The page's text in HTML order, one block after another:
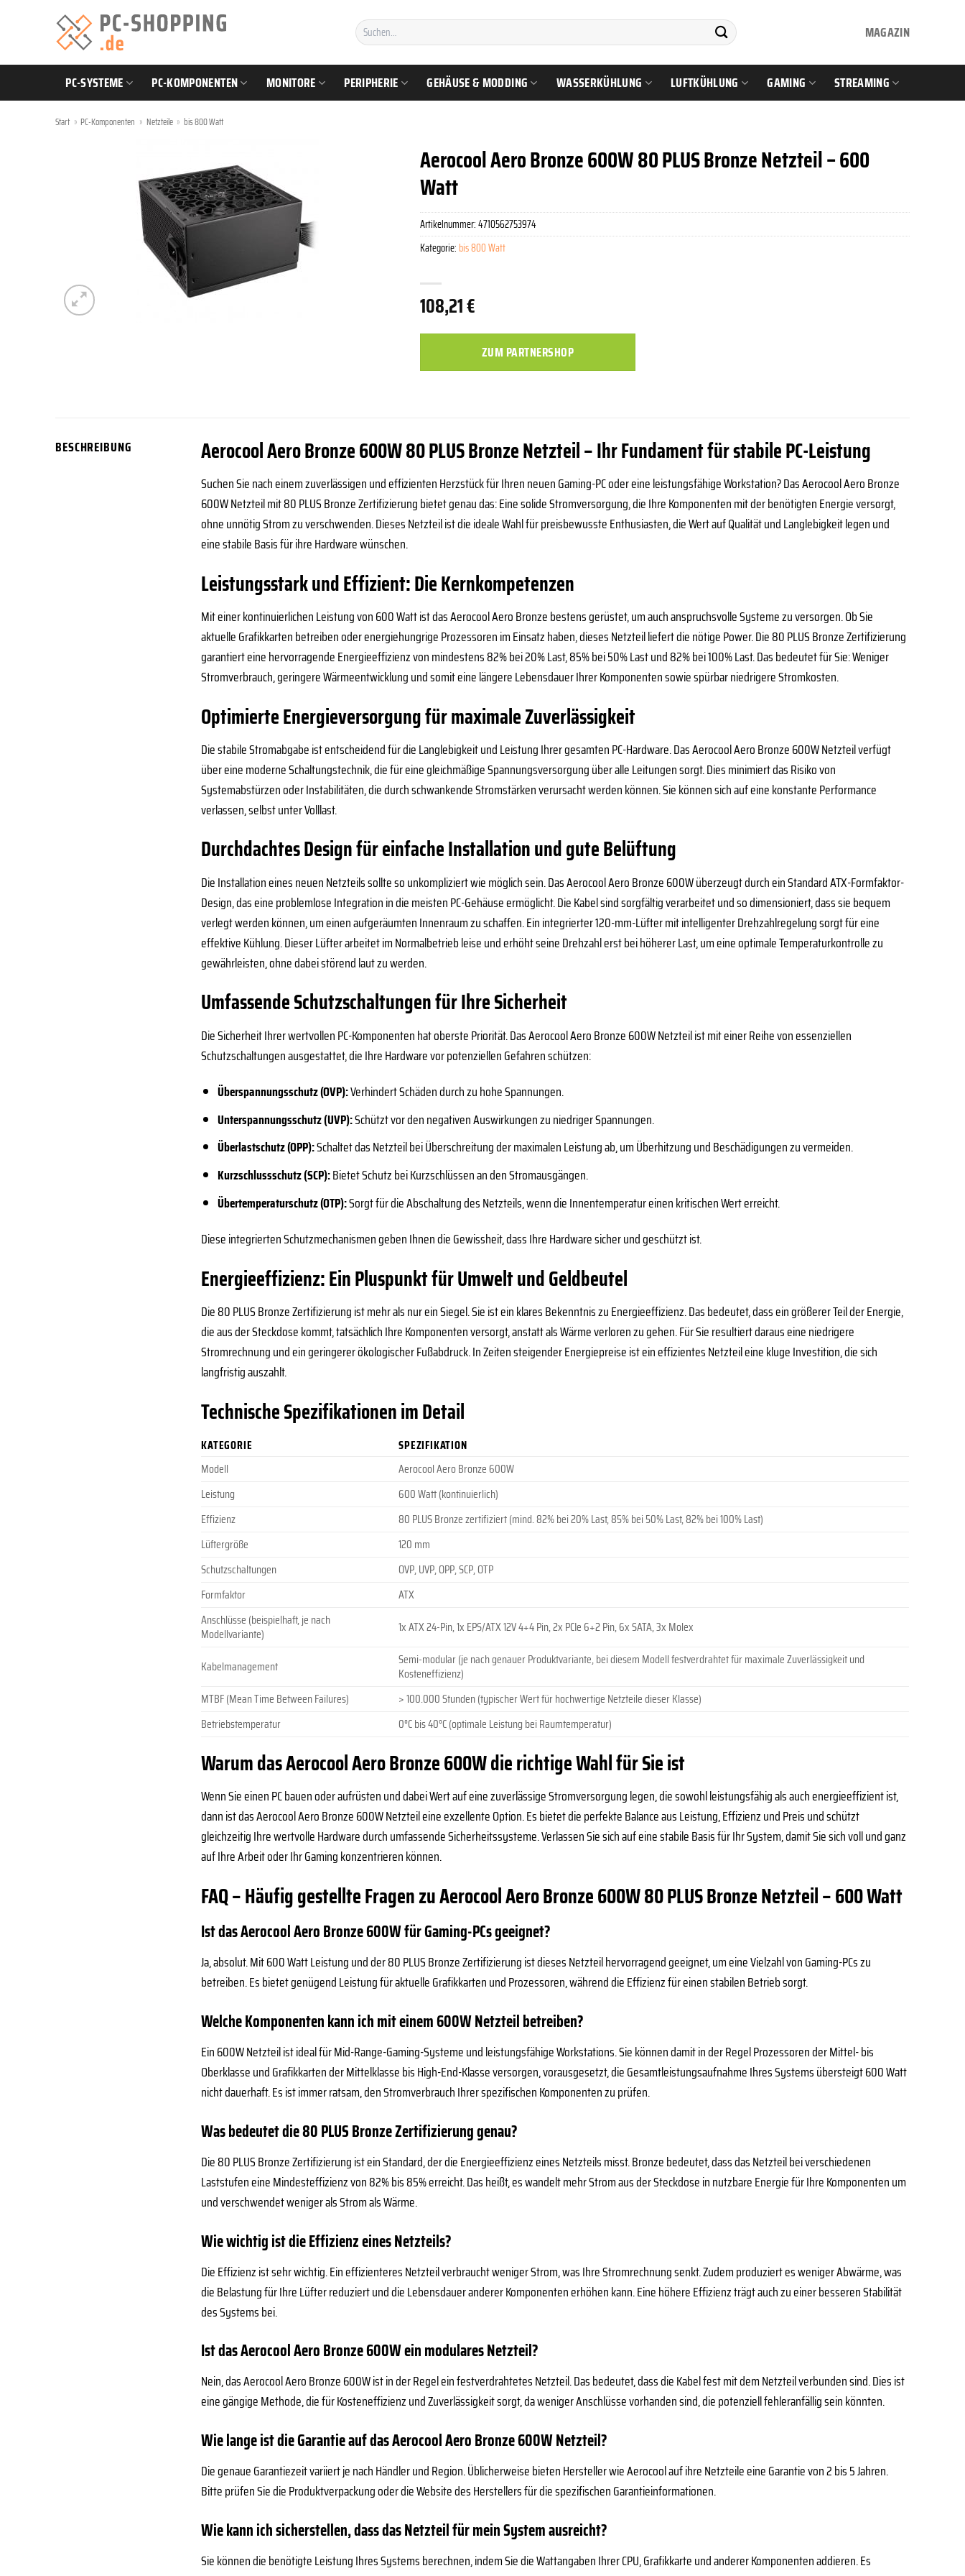
Suchen
nach:
MAGAZIN
PC-SYSTEME PC-KOMPONENTEN MONITORE PERIPHERIE GEHÄUSE & MODDING WASSERKÜHLUNG LUFTKÜHLUNG GAMING STREAMING
Start » PC-Komponenten » Netzteile » bis 800 Watt
Aerocool Aero Bronze 600W 80 PLUS Bronze Netzteil – 600
Watt
108,21€
ZUM PARTNERSHOP
Artikelnummer:4710562753974
Kategorie: bis 800 Watt
BESCHREIBUNG Aerocool Aero Bronze 600W 80 PLUS Bronze Netzteil – Ihr Fundament für stabile PC-Leistung
Suchen Sie nach einem zuverlässigen und effizienten Herzstück für Ihren neuen Gaming-PC oder eine leistungsfähige Workstation? Das Aerocool Aero Bronze
600W Netzteil mit 80 PLUS Bronze Zertifizierung bietet genau das: Eine solide Stromversorgung, die Ihre Komponenten mit der benötigten Energie versorgt,
ohne unnötig Strom zu verschwenden. Dieses Netzteil ist die ideale Wahl für preisbewusste Enthusiasten, die Wert auf Qualität und Langlebigkeit legen und
eine stabile Basis für ihre Hardware wünschen.
Leistungsstark und Effizient: Die Kernkompetenzen
Mit einer kontinuierlichen Leistung von 600 Watt ist das Aerocool Aero Bronze bestens gerüstet, um auch anspruchsvolle Systeme zu versorgen. Ob Sie
aktuelle Grafikkarten betreiben oder energiehungrige Prozessoren im Einsatz haben, dieses Netzteil liefert die nötige Power. Die 80 PLUS Bronze Zertifizierung
garantiert eine hervorragende Energieeffizienz von mindestens 82% bei 20% Last, 85% bei 50% Last und 82% bei 100% Last. Das bedeutet für Sie: Weniger
Stromverbrauch, geringere Wärmeentwicklung und somit eine längere Lebensdauer Ihrer Komponenten sowie spürbar niedrigere Stromkosten.
Optimierte Energieversorgung für maximale Zuverlässigkeit
Die stabile Stromabgabe ist entscheidend für die Langlebigkeit und Leistung Ihrer gesamten PC-Hardware. Das Aerocool Aero Bronze 600W Netzteil verfügt
über eine moderne Schaltungstechnik, die für eine gleichmäßige Spannungsversorgung über alle Leitungen sorgt. Dies minimiert das Risiko von
Systemabstürzen oder Instabilitäten, die durch schwankende Stromstärken verursacht werden können. Sie können sich auf eine konstante Performance
verlassen, selbst unter Volllast.
Durchdachtes Design für einfache Installation und gute Belüftung
Die Installation eines neuen Netzteils sollte so unkompliziert wie möglich sein. Das Aerocool Aero Bronze 600W überzeugt durch ein Standard ATX-Formfaktor-
Design, das eine problemlose Integration in die meisten PC-Gehäuse ermöglicht. Die Kabel sind sorgfältig verarbeitet und so dimensioniert, dass sie bequem
verlegt werden können, um einen aufgeräumten Innenraum zu schaffen. Ein integrierter 120-mm-Lüfter mit intelligenter Drehzahlregelung sorgt für eine
effektive Kühlung. Dieser Lüfter arbeitet im Normalbetrieb leise und erhöht seine Drehzahl erst bei höherer Last, um eine optimale Temperaturkontrolle zu
gewährleisten, ohne dabei störend laut zu werden.
Umfassende Schutzschaltungen für Ihre Sicherheit
Die Sicherheit Ihrer wertvollen PC-Komponenten hat oberste Priorität. Das Aerocool Aero Bronze 600W Netzteil ist mit einer Reihe von essenziellen
Schutzschaltungen ausgestattet, die Ihre Hardware vor potenziellen Gefahren schützen:
Überspannungsschutz (OVP):Verhindert Schäden durch zu hohe Spannungen.
Unterspannungsschutz (UVP):Schützt vor den negativen Auswirkungen zu niedriger Spannungen.
Überlastschutz (OPP):Schaltet das Netzteil bei Überschreitung der maximalen Leistung ab, um Überhitzung und Beschädigungen zu vermeiden.
Kurzschlussschutz (SCP):Bietet Schutz bei Kurzschlüssen an den Stromausgängen.
Übertemperaturschutz (OTP):Sorgt für die Abschaltung des Netzteils, wenn die Innentemperatur einen kritischen Wert erreicht.
Diese integrierten Schutzmechanismen geben Ihnen die Gewissheit, dass Ihre Hardware sicher und geschützt ist.
Energieeffizienz: Ein Pluspunkt für Umwelt und Geldbeutel
Die 80 PLUS Bronze Zertifizierung ist mehr als nur ein Siegel. Sie ist ein klares Bekenntnis zu Energieeffizienz. Das bedeutet, dass ein größerer Teil der Energie,
die aus der Steckdose kommt, tatsächlich Ihre Komponenten versorgt, anstatt als Wärme verloren zu gehen. Für Sie resultiert daraus eine niedrigere
Stromrechnung und ein geringerer ökologischer Fußabdruck. In Zeiten steigender Energiepreise ist ein effizientes Netzteil eine kluge Investition, die sich
langfristig auszahlt.
Technische Spezifikationen im Detail
KATEGORIE
SPEZIFIKATION
Modell
Aerocool Aero Bronze 600W
Leistung
600 Watt (kontinuierlich)
Effizienz
80 PLUS Bronze zertifiziert (mind. 82% bei 20% Last, 85% bei 50% Last, 82% bei 100% Last)
Lüftergröße
120 mm
Schutzschaltungen
OVP, UVP, OPP, SCP, OTP
Formfaktor
ATX
Anschlüsse (beispielhaft, je nach
Modellvariante)
1x ATX 24-Pin, 1x EPS/ATX 12V 4+4 Pin, 2x PCIe 6+2 Pin, 6x SATA, 3x Molex
Kabelmanagement
Semi-modular (je nach genauer Produktvariante, bei diesem Modell festverdrahtet für maximale Zuverlässigkeit und
Kosteneffizienz)
MTBF (Mean Time Between Failures)
> 100.000 Stunden (typischer Wert für hochwertige Netzteile dieser Klasse)
Betriebstemperatur
0°C bis 40°C (optimale Leistung bei Raumtemperatur)
Warum das Aerocool Aero Bronze 600W die richtige Wahl für Sie ist
Wenn Sie einen PC bauen oder aufrüsten und dabei Wert auf eine zuverlässige Stromversorgung legen, die sowohl leistungsfähig als auch energieeffizient ist,
dann ist das Aerocool Aero Bronze 600W Netzteil eine exzellente Option. Es bietet die perfekte Balance aus Leistung, Effizienz und Preis und schützt
gleichzeitig Ihre wertvolle Hardware durch umfassende Sicherheitssysteme. Verlassen Sie sich auf eine stabile Basis für Ihr System, damit Sie sich voll und ganz
auf Ihre Arbeit oder Ihr Gaming konzentrieren können.
FAQ – Häufig gestellte Fragen zu Aerocool Aero Bronze 600W 80 PLUS Bronze Netzteil – 600 Watt
Ist das Aerocool Aero Bronze 600W für Gaming-PCs geeignet?
Ja, absolut. Mit 600 Watt Leistung und der 80 PLUS Bronze Zertifizierung ist dieses Netzteil hervorragend geeignet, um eine Vielzahl von Gaming-PCs zu
betreiben. Es bietet genügend Leistung für aktuelle Grafikkarten und Prozessoren, während die Effizienz für einen stabilen Betrieb sorgt.
Welche Komponenten kann ich mit einem 600W Netzteil betreiben?
Ein 600W Netzteil ist ideal für Mid-Range-Gaming-Systeme und leistungsfähige Workstations. Sie können damit in der Regel Prozessoren der Mittel- bis
Oberklasse und Grafikkarten der Mittelklasse bis High-End-Klasse versorgen, vorausgesetzt, die Gesamtleistungsaufnahme Ihres Systems übersteigt 600 Watt
nicht dauerhaft. Es ist immer ratsam, den Stromverbrauch Ihrer spezifischen Komponenten zu prüfen.
Was bedeutet die 80 PLUS Bronze Zertifizierung genau?
Die 80 PLUS Bronze Zertifizierung ist ein Standard, der die Energieeffizienz eines Netzteils misst. Bronze bedeutet, dass das Netzteil bei verschiedenen
Laststufen eine Mindesteffizienz von 82% bis 85% erreicht. Das heißt, es wandelt mehr Strom aus der Steckdose in nutzbare Energie für Ihre Komponenten um
und verschwendet weniger als Strom als Wärme.
Wie wichtig ist die Effizienz eines Netzteils?
Die Effizienz ist sehr wichtig. Ein effizienteres Netzteil verbraucht weniger Strom, was Ihre Stromrechnung senkt. Zudem produziert es weniger Abwärme, was
die Belastung für Ihre Lüfter reduziert und die Lebensdauer anderer Komponenten erhöhen kann. Eine höhere Effizienz trägt auch zu einer besseren Stabilität
des Systems bei.
Ist das Aerocool Aero Bronze 600W ein modulares Netzteil?
Nein, das Aerocool Aero Bronze 600W ist in der Regel ein festverdrahtetes Netzteil. Das bedeutet, dass die Kabel fest mit dem Netzteil verbunden sind. Dies ist
eine gängige Methode, die für Kosteneffizienz und Zuverlässigkeit sorgt, da weniger Anschlüsse vorhanden sind, die potenziell fehleranfällig sein könnten.
Wie lange ist die Garantie auf das Aerocool Aero Bronze 600W Netzteil?
Die genaue Garantiezeit variiert je nach Händler und Region. Üblicherweise bieten Hersteller wie Aerocool auf ihre Netzteile eine Garantie von 2 bis 5 Jahren.
Bitte prüfen Sie die Produktverpackung oder die Website des Herstellers für die spezifischen Garantieinformationen.
Wie kann ich sicherstellen, dass das Netzteil für mein System ausreicht?
Sie können die benötigte Leistung Ihres Systems berechnen, indem Sie die Wattangaben Ihrer CPU, Grafikkarte und anderer Komponenten addieren. Es